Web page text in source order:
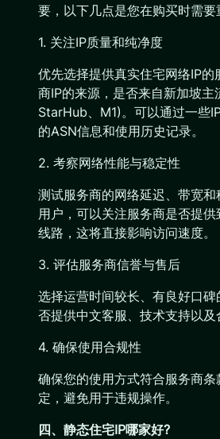
要，以下几点是您在购买时需要
1. 关注IP质量和纯净度
优先选择提供真实住宅网络IP的
商IP的来源，是否来自新加坡主
StarHub、M1)。可以通过一些
的ASN信息和使用历史记录。
2. 考察网络性能与稳定性
测试服务商的网络延迟、带宽
用户，可以关注服务商是否提
线路，这将直接影响访问速度。
3. 评估服务商信誉与售后
选择运营时间较长、有良好口
否提供中文客服、技术支持以及
4. 确保使用合规性
确保您的使用方式符合服务商
定，避免用于违规操作。
四、静态住宅IP哪家好?